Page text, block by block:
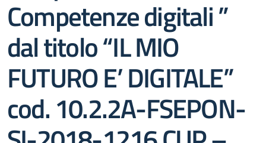
Competenze digitali ”
dal titolo “IL MIO
FUTURO E’ DIGITALE”
cod. 10.2.2A-FSEPON-